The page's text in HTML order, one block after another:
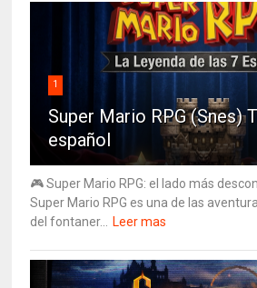
1
Super Mario RPG (Snes)
español
🎮 Super Mario RPG: el lado más
Super Mario RPG es una de las
del fontaner... Leer mas